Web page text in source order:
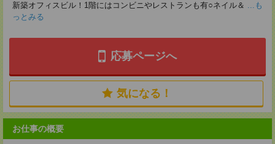
新築オフィスビル！1階にはコンビニやレストランも有○ネイル＆ ...も
っとみる
応募ページへ
気になる！
お仕事の概要